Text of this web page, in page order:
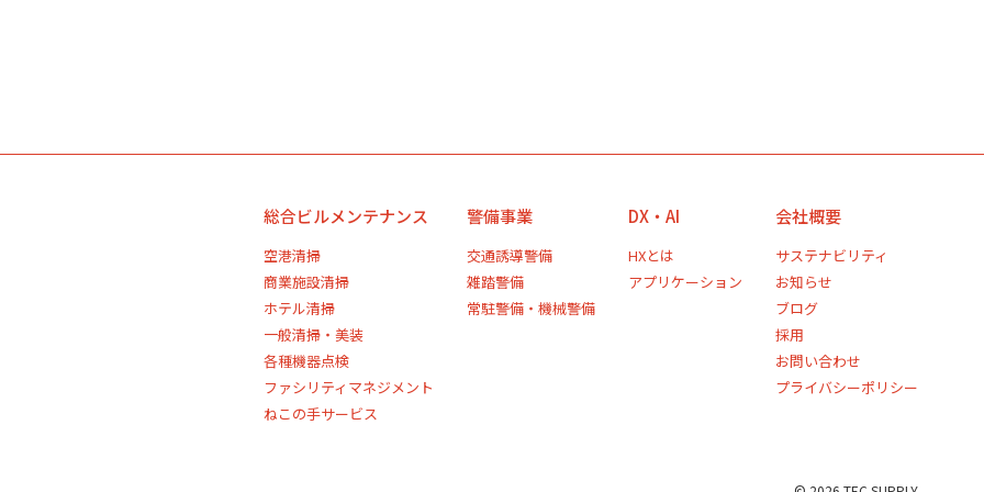
総合ビルメンテナンス
空港清掃
商業施設清掃
ホテル清掃
一般清掃・美装
各種機器点検
ファシリティマネジメント
ねこの手サービス
警備事業
交通誘導警備
雑踏警備
常駐警備・機械警備
DX・AI
HXとは
アプリケーション
会社概要
サステナビリティ
お知らせ
ブログ
採用
お問い合わせ
プライバシーポリシー